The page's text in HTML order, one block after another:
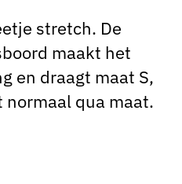
stretch. De
maakt het
en draagt ​​maat S,
qua maat.